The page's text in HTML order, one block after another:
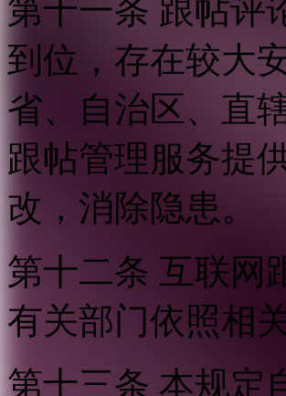
第十一条 跟帖评
到位，存在较大
省、自治区、直
跟帖管理服务提
改，消除隐患。
第十二条 互联网
有关部门依照相
第十三条 本规定